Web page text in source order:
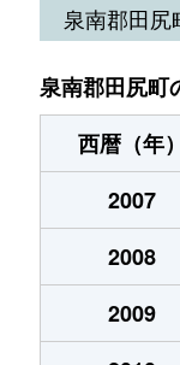
泉南郡田尻
泉南郡田尻町
西暦（年）
2007
2008
2009